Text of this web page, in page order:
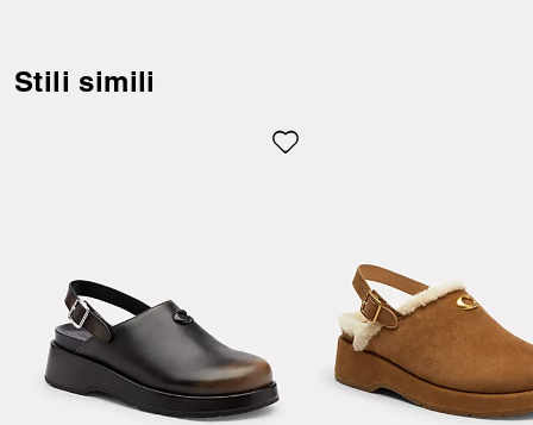
tradizione.
Stili simili